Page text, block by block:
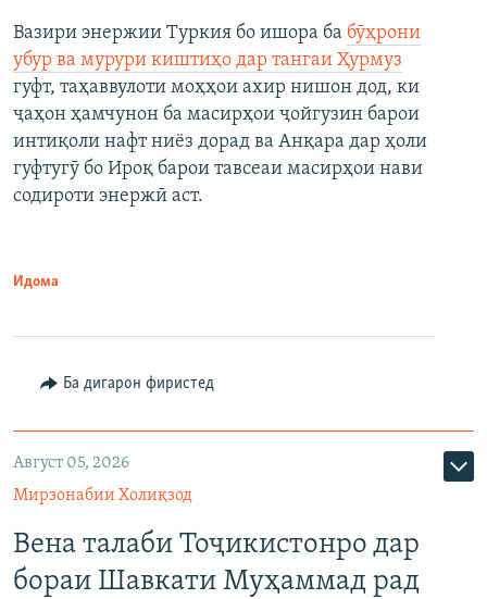
Вазири энержии Туркия бо ишора ба бӯҳрони
убур ва мурури киштиҳо дар тангаи Ҳурмуз
гуфт, таҳаввулоти моҳҳои ахир нишон дод, ки
ҷаҳон ҳамчунон ба масирҳои ҷойгузин барои
интиқоли нафт ниёз дорад ва Анқара дар ҳоли
гуфтугӯ бо Ироқ барои тавсеаи масирҳои нави
содироти энержӣ аст.
Идома
Ба дигарон фиристед
Август 05, 2026
Мирзонабии Холиқзод
Вена талаби Тоҷикистонро дар
бораи Шавкати Муҳаммад рад